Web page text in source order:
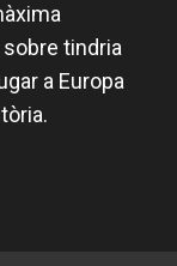
tindria
a Europa